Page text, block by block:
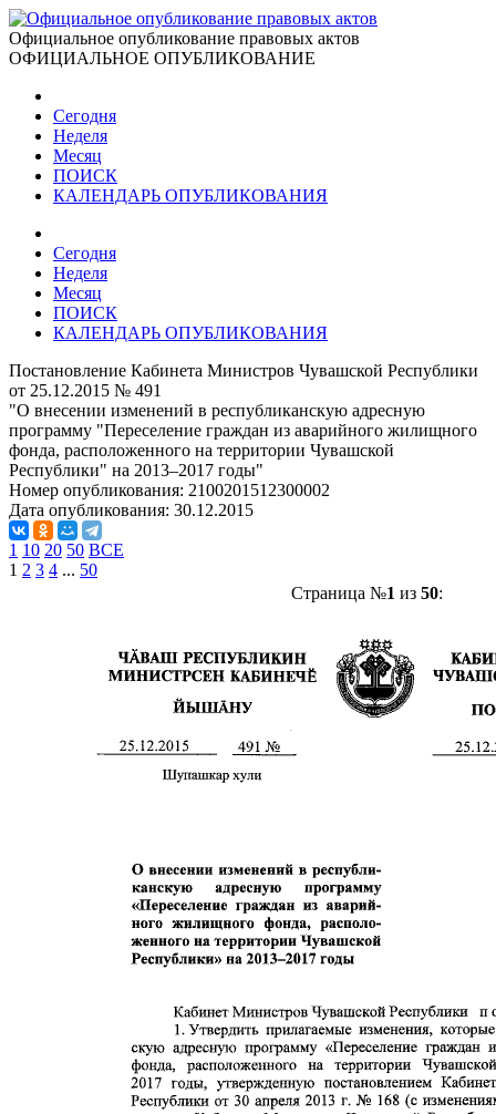
Официальное опубликование правовых актов
ОФИЦИАЛЬНОЕ ОПУБЛИКОВАНИЕ
Сегодня
Неделя
Месяц
ПОИСК
КАЛЕНДАРЬ ОПУБЛИКОВАНИЯ
Сегодня
Неделя
Месяц
ПОИСК
КАЛЕНДАРЬ ОПУБЛИКОВАНИЯ
Постановление Кабинета Министров Чувашской Республики
от 25.12.2015 № 491
"О внесении изменений в республиканскую адресную
программу "Переселение граждан из аварийного жилищного
фонда, расположенного на территории Чувашской
Республики" на 2013–2017 годы"
Номер опубликования: 2100201512300002
Дата опубликования: 30.12.2015
1 10 20 50 ВСЕ
1 2 3 4 ... 50
Страница №1 из 50: